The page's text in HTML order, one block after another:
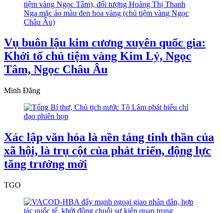
Vụ buôn lậu kim cương xuyên quốc gia:
Khởi tố chủ tiệm vàng Kim Lý, Ngọc
Tâm, Ngọc Châu Âu
Minh Đăng
Xác lập văn hóa là nền tảng tinh thần của
xã hội, là trụ cột của phát triển, động lực
tăng trưởng mới
TGO